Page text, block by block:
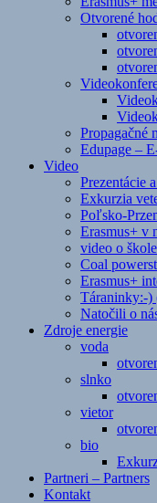
Otvorené
Propagačné
Edupage –
Video
Prezentácie
Exkurzia
Poľsko-
Erasmus+ v
video o
Coal
Erasmus+
Táraninky:-)
Natočili o
Zdroje energie
voda
slnko
vietor
bio
Partneri – Partners
Kontakt